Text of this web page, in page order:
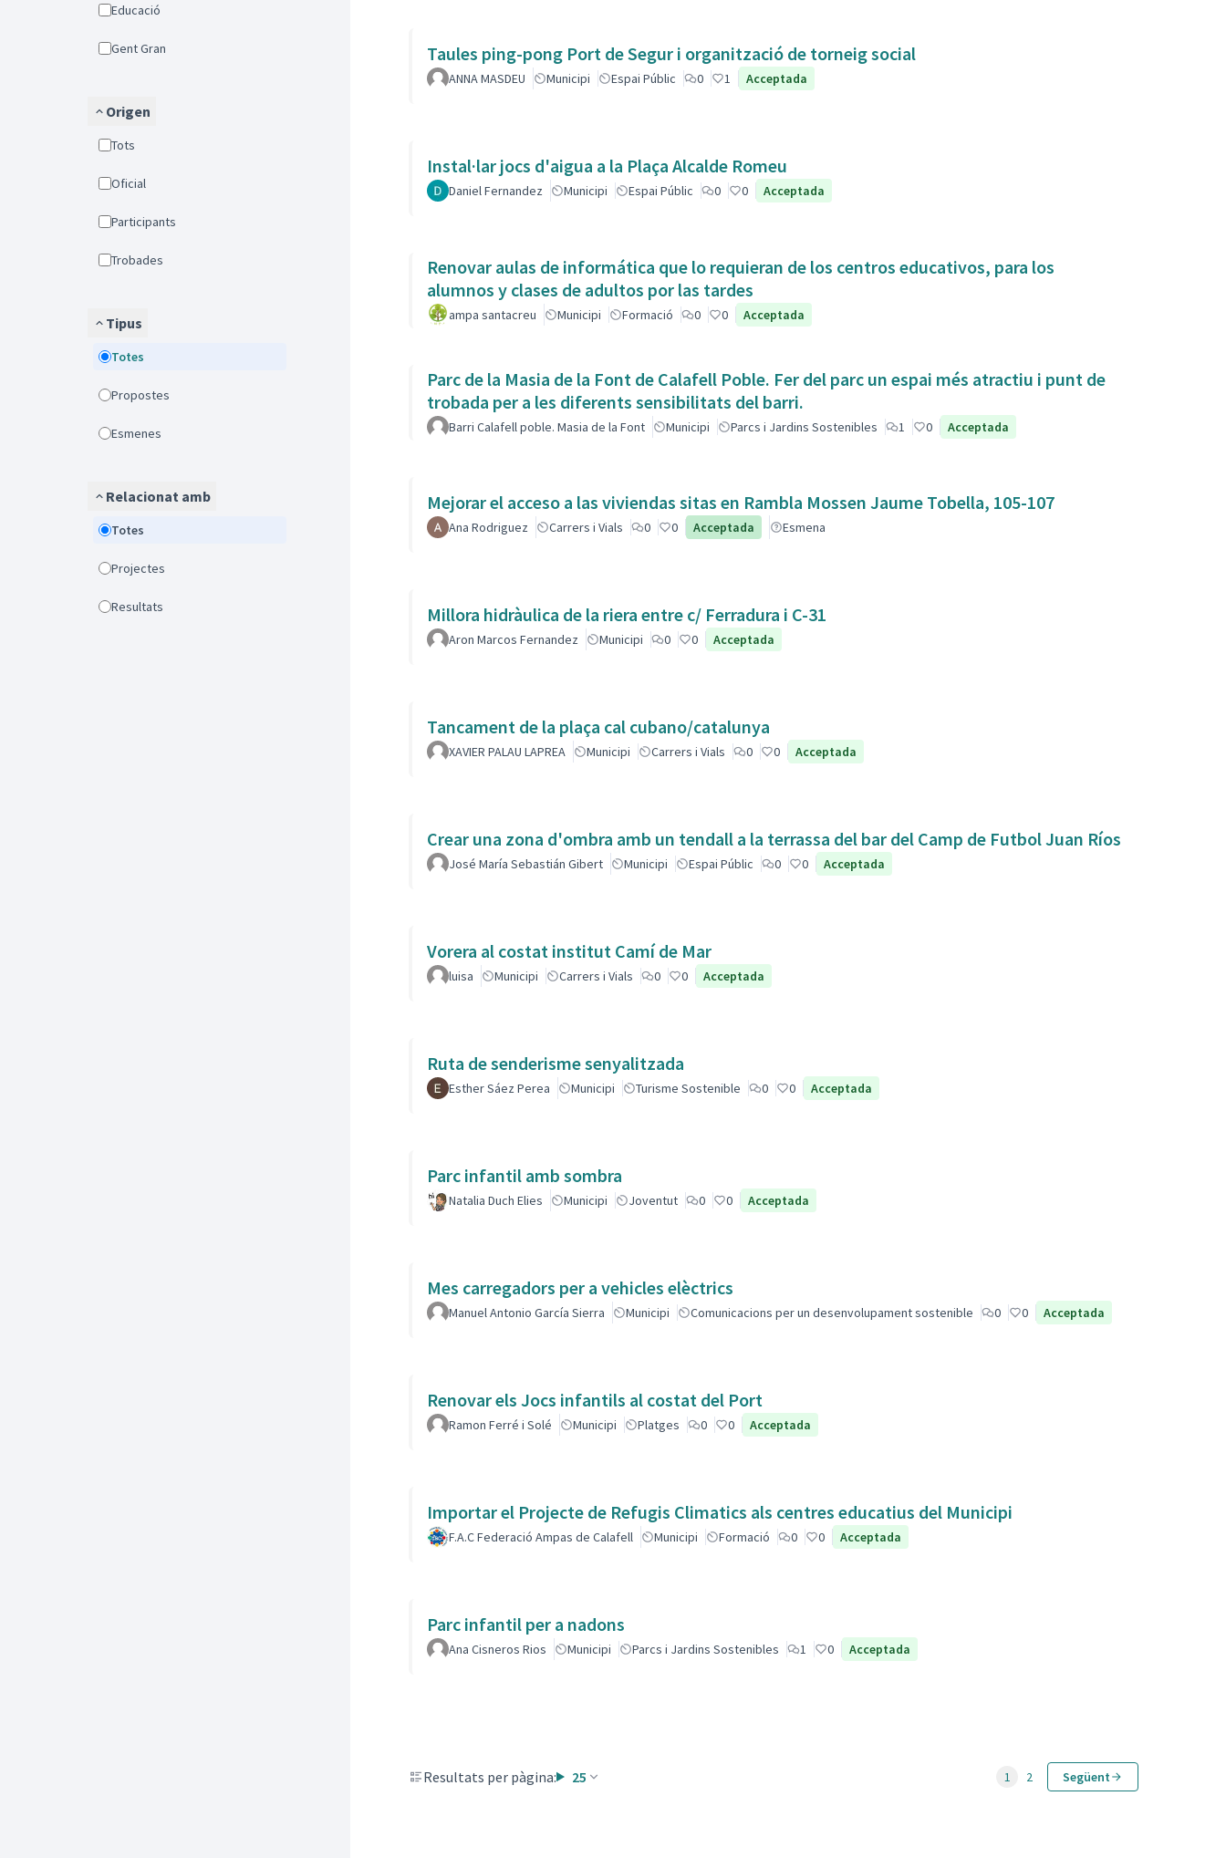
Educació
Gent Gran
Origen
Tots
Oficial
Participants
Trobades
Tipus
Totes
Propostes
Esmenes
Relacionat amb
Totes
Projectes
Resultats
Taules ping-pong Port de Segur i organització de torneig social
ANNA MASDEU Municipi Espai Públic 0 1 Acceptada
Instal·lar jocs d'aigua a la Plaça Alcalde Romeu
Daniel Fernandez Municipi Espai Públic 0 0 Acceptada
Renovar aulas de informática que lo requieran de los centros educativos, para los
alumnos y clases de adultos por las tardes
ampa santacreu Municipi Formació 0 0 Acceptada
Parc de la Masia de la Font de Calafell Poble. Fer del parc un espai més atractiu i punt de
trobada per a les diferents sensibilitats del barri.
Barri Calafell poble. Masia de la Font Municipi Parcs i Jardins Sostenibles 1 0 Acceptada
Mejorar el acceso a las viviendas sitas en Rambla Mossen Jaume Tobella, 105-107
Ana Rodriguez Carrers i Vials 0 0 Acceptada Esmena
Millora hidràulica de la riera entre c/ Ferradura i C-31
Aron Marcos Fernandez Municipi 0 0 Acceptada
Tancament de la plaça cal cubano/catalunya
XAVIER PALAU LAPREA Municipi Carrers i Vials 0 0 Acceptada
Crear una zona d'ombra amb un tendall a la terrassa del bar del Camp de Futbol Juan Ríos
José María Sebastián Gibert Municipi Espai Públic 0 0 Acceptada
Vorera al costat institut Camí de Mar
luisa Municipi Carrers i Vials 0 0 Acceptada
Ruta de senderisme senyalitzada
Esther Sáez Perea Municipi Turisme Sostenible 0 0 Acceptada
Parc infantil amb sombra
Natalia Duch Elies Municipi Joventut 0 0 Acceptada
Mes carregadors per a vehicles elèctrics
Manuel Antonio García Sierra Municipi Comunicacions per un desenvolupament sostenible 0 0 Acceptada
Renovar els Jocs infantils al costat del Port
Ramon Ferré i Solé Municipi Platges 0 0 Acceptada
Importar el Projecte de Refugis Climatics als centres educatius del Municipi
F.A.C Federació Ampas de Calafell Municipi Formació 0 0 Acceptada
Parc infantil per a nadons
Ana Cisneros Rios Municipi Parcs i Jardins Sostenibles 1 0 Acceptada
Resultats per pàgina: 25 1 2 Següent